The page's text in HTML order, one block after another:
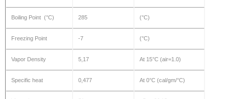
Boiling Point (°C) 285 (°C)
Freezing Point -7 (°C)
Vapor Density 5,17 At 15°C (air=1.0)
Specific heat 0,477 At 0°C (cal/gm/°C)